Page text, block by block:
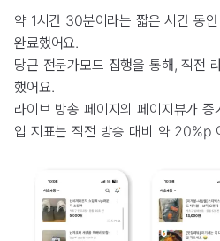
약 1시간 30분이라는 짧은 시간 동
완료했어요.
당근 전문가모드 집행을 통해, 직전
했어요.
라이브 방송 페이지의 페이지뷰가
입 지표는 직전 방송 대비 약 20%p